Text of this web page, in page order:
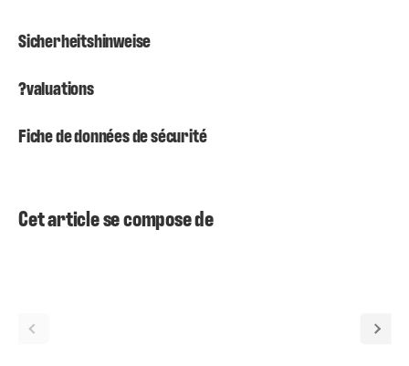
Sicherheitshinweise
?valuations
Fiche de données de sécurité
Cet article se compose de